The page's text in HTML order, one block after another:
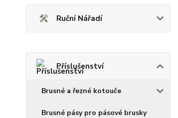
Ruční Nářadí
Příslušenství
Brusné a řezné kotouče
Brusné pásy pro pásové brusky